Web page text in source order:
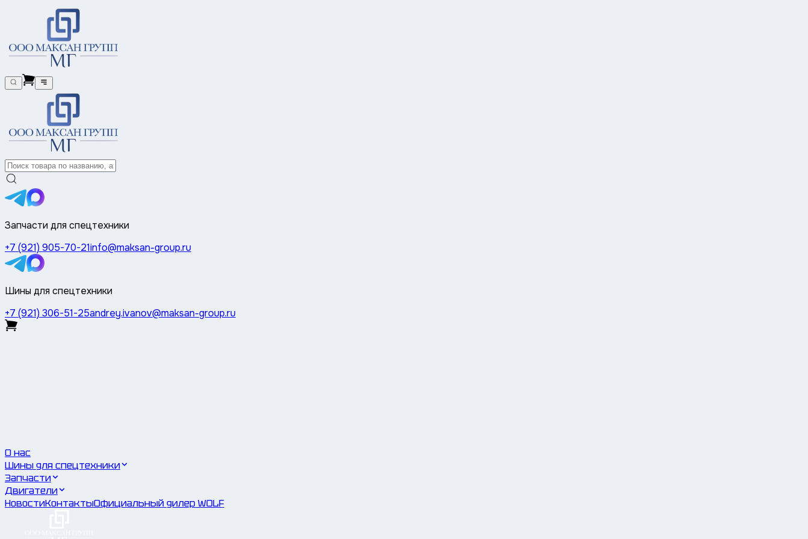
Запчасти для спецтехники
+7 (921) 905-70-21info@maksan-group.ru
Шины для спецтехники
+7 (921) 306-51-25andrey.ivanov@maksan-group.ru
О нас
Шины для спецтехники
Запчасти
Двигатели
НовостиКонтактыОфициальный дилер WOLF